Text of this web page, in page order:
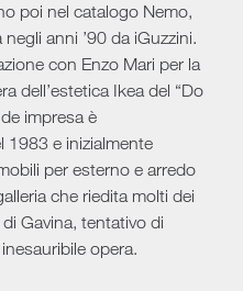
poi nel catalogo Nemo,
negli anni ’90 da iGuzzini.
con Enzo Mari per la
dell’estetica Ikea del “Do
impresa è
1983 e inizialmente
per esterno e arredo
che riedita molti dei
Gavina, tentativo di
opera.